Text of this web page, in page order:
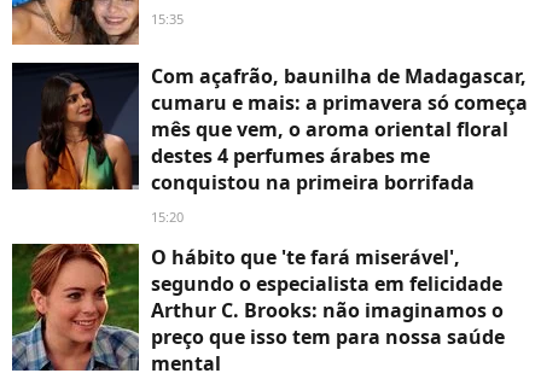
15:35
Com açafrão, baunilha de Madagascar,
cumaru e mais: a primavera só começa
mês que vem, o aroma oriental floral
destes 4 perfumes árabes me
conquistou na primeira borrifada
15:20
O hábito que 'te fará miserável',
segundo o especialista em felicidade
Arthur C. Brooks: não imaginamos o
preço que isso tem para nossa saúde
mental